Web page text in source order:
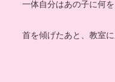
一体自分はあの子に何を
首を傾げたあと、教室に